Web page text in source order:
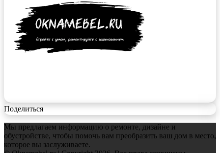
Поделиться
Мы предлагаем информацию о ремонте, дизайне и
обустройстве, чтобы помочь вам преобразить ваш дом в место,
которое вы заслуживаете.